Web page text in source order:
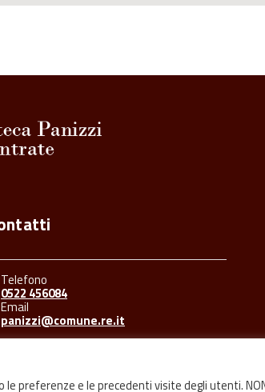
Telefono
0522 456084
Email
panizzi@comune.re.it
preferenze e le precedenti visite degli utenti.